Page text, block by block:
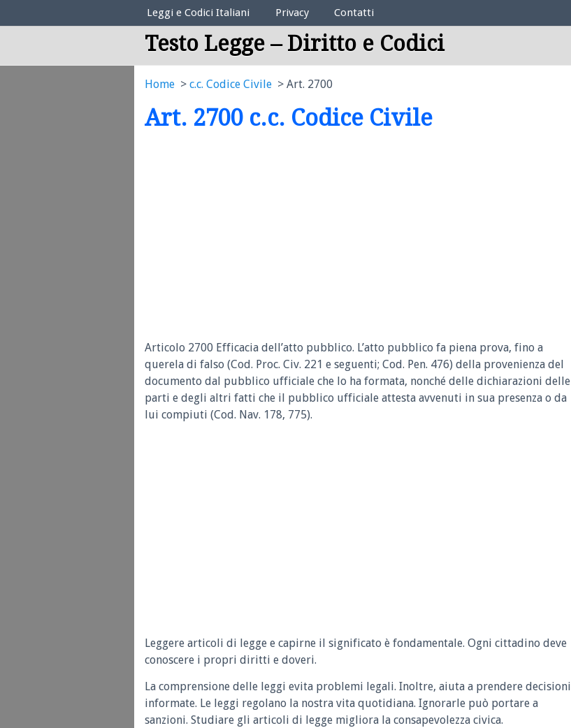
Elenco Codici Legali
Leggi e Codici Italiani Privacy Contatti
Testo Legge – Diritto e Codici
Home c.c. Codice Civile Art. 2700
Art. 2700 c.c. Codice Civile
Articolo 2700 Efficacia dell’atto pubblico. L’atto pubblico fa piena prova, fino a
querela di falso (Cod. Proc. Civ. 221 e seguenti; Cod. Pen. 476) della provenienza del
documento dal pubblico ufficiale che lo ha formata, nonché delle dichiarazioni delle
parti e degli altri fatti che il pubblico ufficiale attesta avvenuti in sua presenza o da
lui compiuti (Cod. Nav. 178, 775).
Leggere articoli di legge e capirne il significato è fondamentale. Ogni cittadino deve
conoscere i propri diritti e doveri.
La comprensione delle leggi evita problemi legali. Inoltre, aiuta a prendere decisioni
informate. Le leggi regolano la nostra vita quotidiana. Ignorarle può portare a
sanzioni. Studiare gli articoli di legge migliora la consapevolezza civica.